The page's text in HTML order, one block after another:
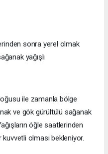
sonra yerel olmak
yağışlı
ile zamanla bölge
ve gök gürültülü sağanak
öğle saatlerinden
kuvvetli olması bekleniyor.